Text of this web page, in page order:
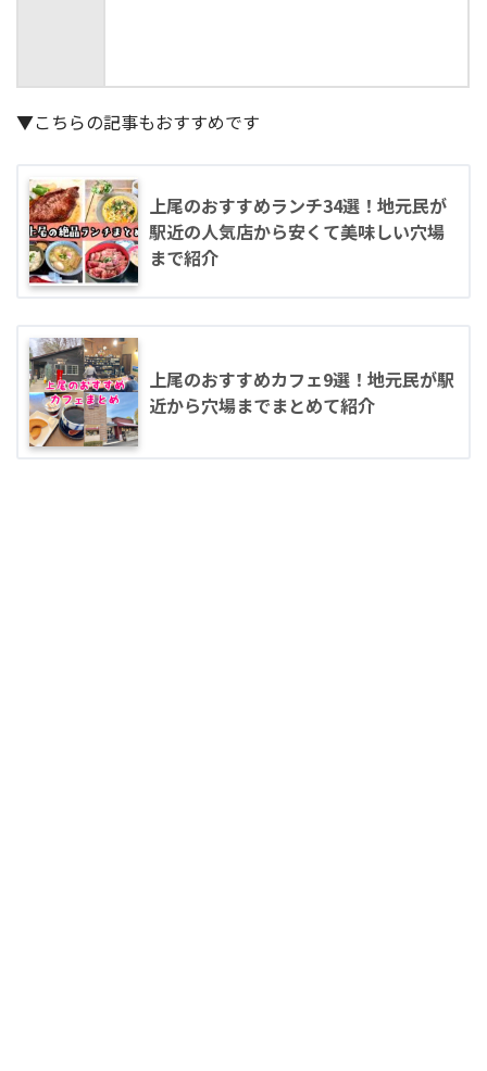
▼こちらの記事もおすすめです
上尾のおすすめランチ34選！地元民が
駅近の人気店から安くて美味しい穴場
まで紹介
上尾のおすすめカフェ9選！地元民が駅
近から穴場までまとめて紹介